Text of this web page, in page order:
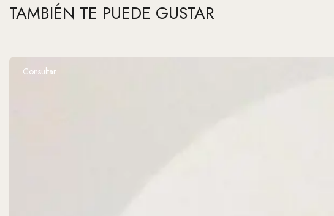
TAMBIÉN TE PUEDE GUSTAR
Consultar